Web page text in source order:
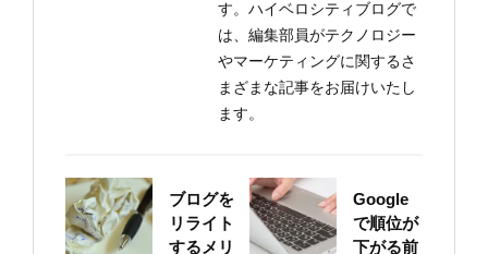
す。ハイベロシティブログで
は、編集部員がテクノロジー
やマーケティングに関するさ
まざまな記事をお届けいたし
ます。
ブログを
リライト
するメリ
Google
で順位が
下がる前